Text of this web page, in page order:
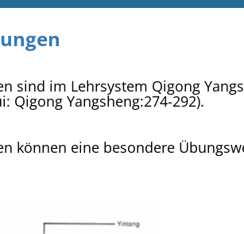
sind im Lehrsystem Qigong
Qigong Yangsheng:274-292).
können eine besondere